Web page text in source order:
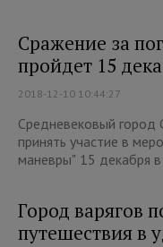
Сражение за
пройдет 15
2018-12-10 10:44:27
Средневековый город
принять участие в
маневры" 15 декабря
Город варягов
путешествия в